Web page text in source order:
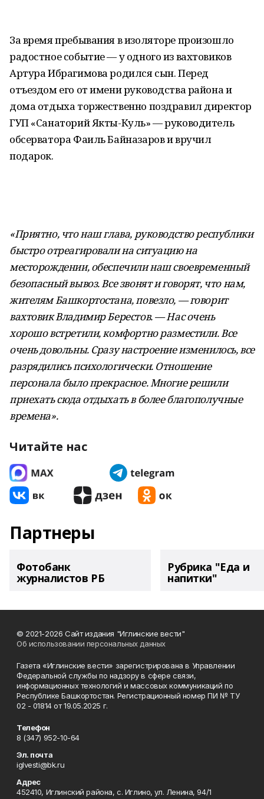
За время пребывания в изоляторе произошло
радостное событие — у одного из вахтовиков
Артура Ибрагимова родился сын. Перед
отъездом его от имени руководства района и
дома отдыха торжественно поздравил директор
ГУП «Санаторий Якты-Куль» — руководитель
обсерватора Фаиль Байназаров и вручил
подарок.
«Приятно, что наш глава, руководство республики
быстро отреагировали на ситуацию на
месторождении, обеспечили наш своевременный
безопасный вывоз. Все звонят и говорят, что нам,
жителям Башкортостана, повезло, — говорит
вахтовик Владимир Берестов. — Нас очень
хорошо встретили, комфортно разместили. Все
очень довольны. Сразу настроение изменилось, все
разрядились психологически. Отношение
персонала было прекрасное. Многие решили
приехать сюда отдыхать в более благополучные
времена».
Читайте нас
Партнеры
Фотобанк
журналистов РБ
Рубрика "Еда и
напитки"
© 2021-2026 Сайт издания "Иглинские вести"
Об использовании персональных данных
Газета «Иглинские вести» зарегистрирована в Управлении
Федеральной службы по надзору в сфере связи,
информационных технологий и массовых коммуникаций по
Республике Башкортостан. Регистрационный номер ПИ № ТУ
02 - 01814 от 19.05.2025 г.
Телефон
8 (347) 952-10-64
Эл. почта
iglvesti@bk.ru
Адрес
452410, Иглинский района, с. Иглино, ул. Ленина, 94/1